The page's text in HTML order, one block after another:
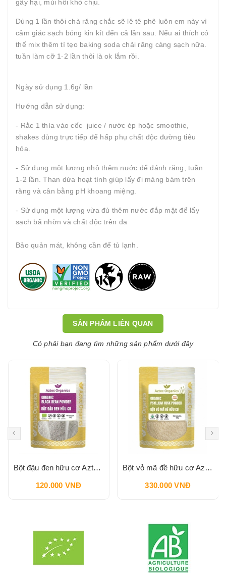
gây hại, mùi hôi khó chịu.
Dùng 1 lần thôi chà răng chắc sẽ lê tê phê luôn em này vì
cảm giác sạch bóng kin kít đến cả lần sau. Nếu ai thích có
thể mix thêm tí tẹo baking soda chải răng càng sạch nữa.
tuần làm cỡ 1-2 lần thôi là ok lắm rồi.
Ngày sử dụng 1.6g/ lần
Hướng dẫn sử dụng:
- Rắc 1 thìa vào cốc juice / nước ép hoặc smoothie,
shakes dùng trực tiếp để hấp phụ chất độc đường tiêu
hóa.
- Sử dụng một lượng nhỏ thêm nước để đánh răng, tuần
1-2 lần. Than dừa hoạt tính giúp lấy đi mảng bám trên
răng và cân bằng pH khoang miệng.
- Sử dụng một lượng vừa đủ thêm nước đắp mặt để lấy
sạch bã nhờn và chất độc trên da
Bảo quản mát, không cần để tủ lạnh.
SẢN PHẨM LIÊN QUAN
Có phải bạn đang tìm những sản phẩm dưới đây
Bột đậu đen hữu cơ Aztec Organics 200g
120.000 VNĐ
Bột vỏ mã đề hữu cơ Aztec Organics 150g
330.000 VNĐ